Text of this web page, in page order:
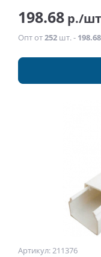
198.68 р./шт
Опт от252 шт. -
Артикул: 211376